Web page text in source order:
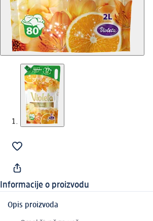
Informacije o proizvodu
Opis proizvoda